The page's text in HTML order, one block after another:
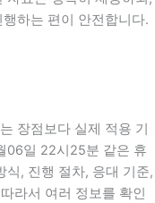
하는 편이 안전합니다.
장점보다 실제 적용 기
06일 22시25분 같은 휴
식, 진행 절차, 응대 기준,
라서 여러 정보를 확인